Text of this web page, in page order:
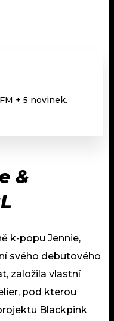
+ 5 novinek.
&
k-popu Jennie,
svého debutového
založila vlastní
pod kterou
Blackpink